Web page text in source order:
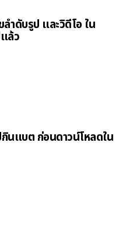
ำดับรูป และวิดีโอ ใน
ล้ว
นแบต ก่อนดาวน์โหลดใน